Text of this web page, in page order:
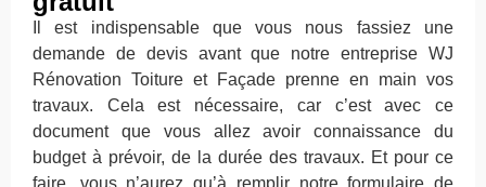
Il est indispensable que vous nous fassiez une
demande de devis avant que notre entreprise WJ
Rénovation Toiture et Façade prenne en main vos
travaux. Cela est nécessaire, car c’est avec ce
document que vous allez avoir connaissance du
budget à prévoir, de la durée des travaux. Et pour ce
faire, vous n’aurez qu’à remplir notre formulaire de